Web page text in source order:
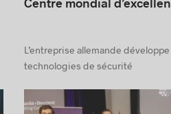
Centre mondial
L’entreprise allemande
technologies de sécurité